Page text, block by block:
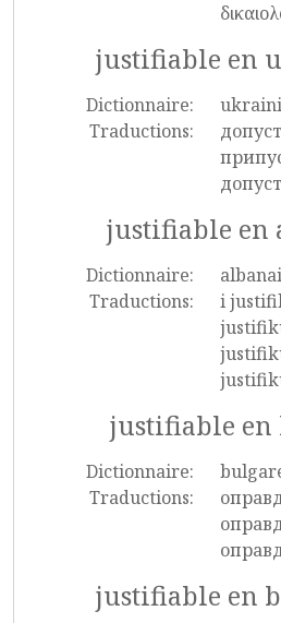
justifiable en
Dictionnaire:
Traductions:
justifiable en
Dictionnaire:
Traductions:
i
justifiable en
Dictionnaire:
Traductions:
justifiable en